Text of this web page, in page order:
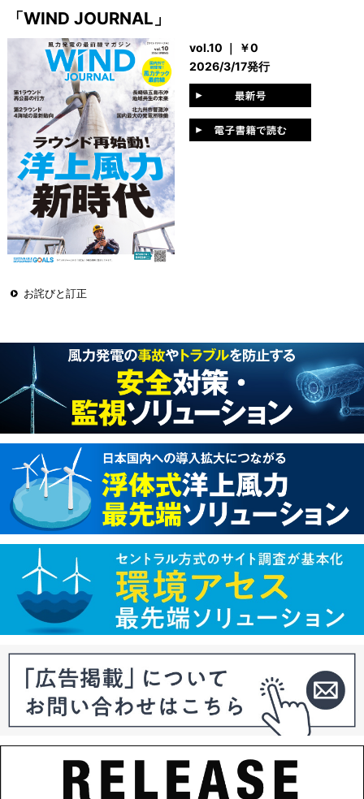
「WIND JOURNAL」
vol.10 ｜ ￥0
2026/3/17発行
お詫びと訂正